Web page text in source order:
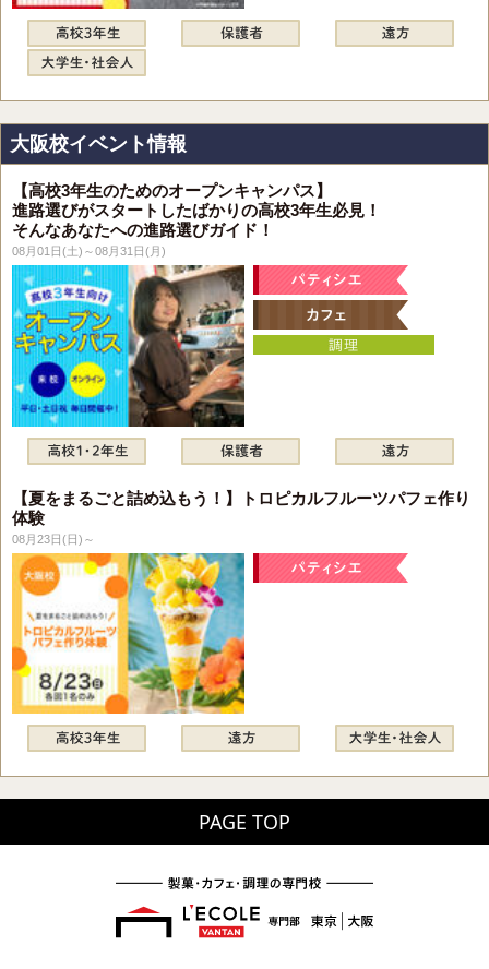
大阪校イベント情報
【高校3年生のためのオープンキャンパス】
進路選びがスタートしたばかりの高校3年生必見！
そんなあなたへの進路選びガイド！
08月01日(土)～08月31日(月)
【夏をまるごと詰め込もう！】トロピカルフルーツパフェ作り
体験
08月23日(日)～
PAGE TOP